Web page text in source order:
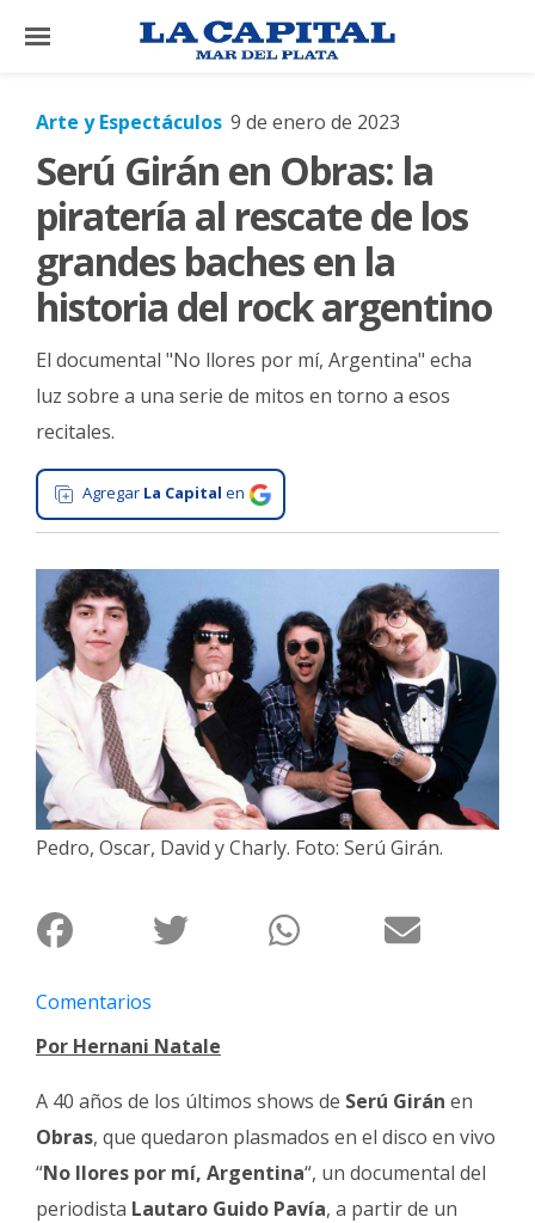
×
El
País
El
Mundo
La
Cultura
Tecnología
Gastronomía
Salud
Interés
General
La
Ciudad
Deportes
Arte
Espectáculos
Policiales
Fotos
Familia
Clasificados
Arte y Espectáculos 9 de enero de 2023
Serú Girán en Obras: la
piratería al rescate de los
grandes baches en la
historia del rock argentino
El documental "No llores por mí, Argentina" echa
luz sobre a una serie de mitos en torno a esos
recitales.
Agregar La Capital en
Pedro, Oscar, David y Charly. Foto: Serú Girán.
Comentarios
Por Hernani Natale
A 40 años de los últimos shows de Serú Girán en
Obras, que quedaron plasmados en el disco en vivo
“No llores por mí, Argentina“, un documental del
periodista Lautaro Guido Pavía, a partir de un